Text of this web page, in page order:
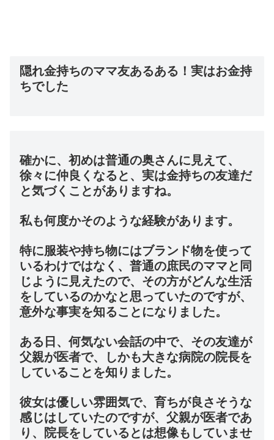
隠れ金持ちのママ友あるある！実はお金持
ちでした
確かに、初めは普通の奥さんに見えて、
徐々に仲良くなると、実は金持ちの友達だ
と気づくことがありますね。
私も何度かそのような経験があります。
特に服装や持ち物にはブランド物を使って
いるわけではなく、普通の庶民のママと同
じように見えたので、その方がどんな生活
をしているのかなと思っていたのですが、
意外な事実を知ることになりました。
ある日、何気ない会話の中で、その友達が
父親が医者で、しかも大きな病院の院長を
していることを知りました。
彼女は優しい雰囲気で、育ちが良さそうな
感じはしていたのですが、父親が医者であ
り、院長をしているとは想像もしていませ